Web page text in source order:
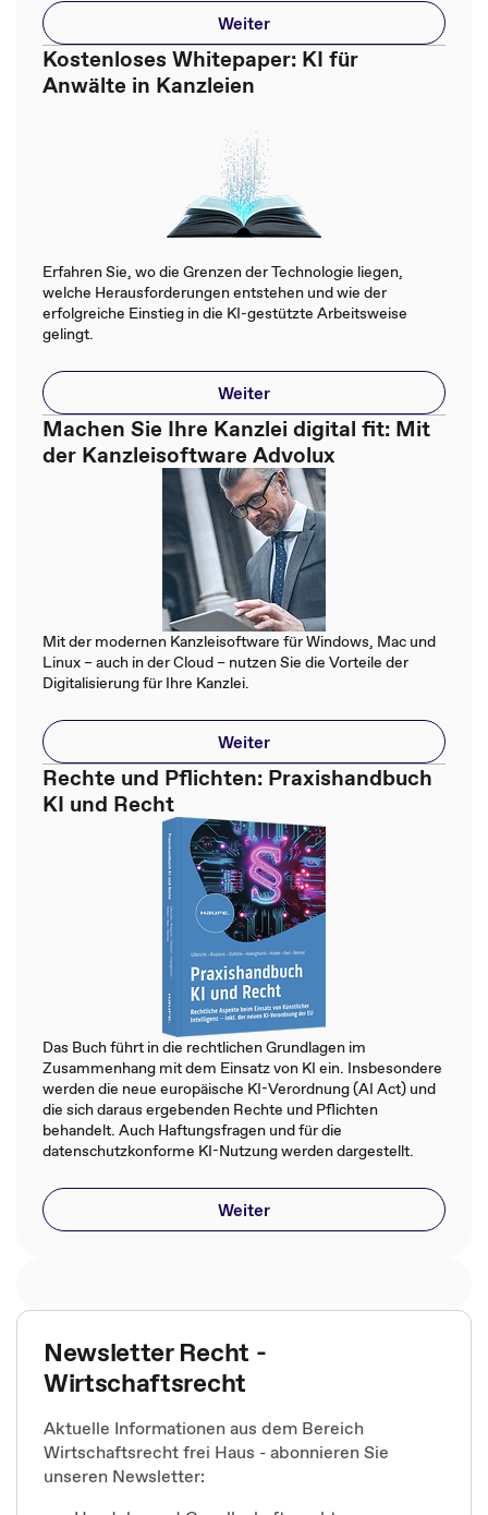
Weiter
Kostenloses Whitepaper: KI für
Anwälte in Kanzleien
Erfahren Sie, wo die Grenzen der Technologie liegen,
welche Herausforderungen entstehen und wie der
erfolgreiche Einstieg in die KI-gestützte Arbeitsweise
gelingt.
Weiter
Machen Sie Ihre Kanzlei digital fit: Mit
der Kanzleisoftware Advolux
Mit der modernen Kanzleisoftware für Windows, Mac und
Linux – auch in der Cloud – nutzen Sie die Vorteile der
Digitalisierung für Ihre Kanzlei.
Weiter
Rechte und Pflichten: Praxishandbuch
KI und Recht
Das Buch führt in die rechtlichen Grundlagen im
Zusammenhang mit dem Einsatz von KI ein. Insbesondere
werden die neue europäische KI-Verordnung (AI Act) und
die sich daraus ergebenden Rechte und Pflichten
behandelt. Auch Haftungsfragen und für die
datenschutzkonforme KI-Nutzung werden dargestellt.
Weiter
Newsletter Recht -
Wirtschaftsrecht
Aktuelle Informationen aus dem Bereich
Wirtschaftsrecht frei Haus - abonnieren Sie
unseren Newsletter: